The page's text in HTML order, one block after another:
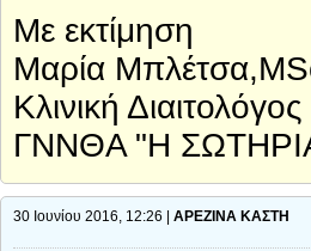
Με εκτίμηση
Μαρία
Κλινική
ΓΝΝΘΑ "Η
30 Ιουνίου 2016, 12:26 | ΑΡΕΖΙΝΑ ΚΑΣΤΗ